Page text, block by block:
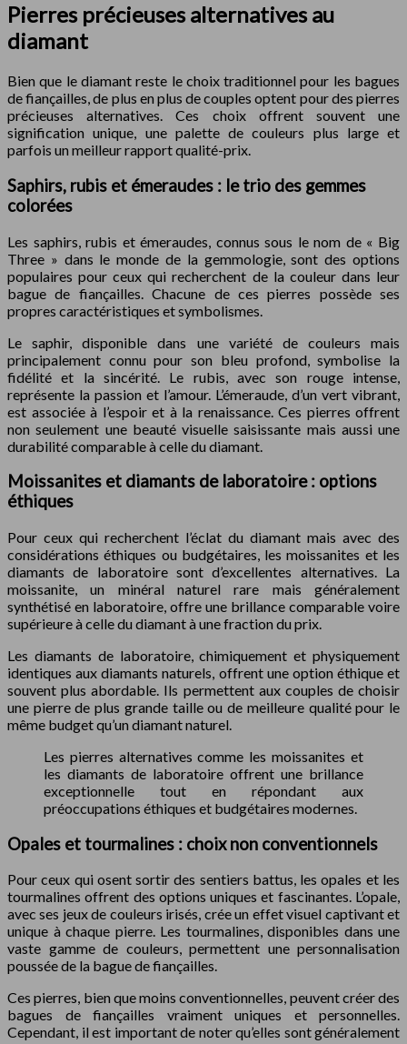
Pierres précieuses alternatives au
diamant
Bien que le diamant reste le choix traditionnel pour les bagues
de fiançailles, de plus en plus de couples optent pour des pierres
précieuses alternatives. Ces choix offrent souvent une
signification unique, une palette de couleurs plus large et
parfois un meilleur rapport qualité-prix.
Saphirs, rubis et émeraudes : le trio des gemmes
colorées
Les saphirs, rubis et émeraudes, connus sous le nom de « Big
Three » dans le monde de la gemmologie, sont des options
populaires pour ceux qui recherchent de la couleur dans leur
bague de fiançailles. Chacune de ces pierres possède ses
propres caractéristiques et symbolismes.
Le saphir, disponible dans une variété de couleurs mais
principalement connu pour son bleu profond, symbolise la
fidélité et la sincérité. Le rubis, avec son rouge intense,
représente la passion et l’amour. L’émeraude, d’un vert vibrant,
est associée à l’espoir et à la renaissance. Ces pierres offrent
non seulement une beauté visuelle saisissante mais aussi une
durabilité comparable à celle du diamant.
Moissanites et diamants de laboratoire : options
éthiques
Pour ceux qui recherchent l’éclat du diamant mais avec des
considérations éthiques ou budgétaires, les moissanites et les
diamants de laboratoire sont d’excellentes alternatives. La
moissanite, un minéral naturel rare mais généralement
synthétisé en laboratoire, offre une brillance comparable voire
supérieure à celle du diamant à une fraction du prix.
Les diamants de laboratoire, chimiquement et physiquement
identiques aux diamants naturels, offrent une option éthique et
souvent plus abordable. Ils permettent aux couples de choisir
une pierre de plus grande taille ou de meilleure qualité pour le
même budget qu’un diamant naturel.
Les pierres alternatives comme les moissanites et
les diamants de laboratoire offrent une brillance
exceptionnelle tout en répondant aux
préoccupations éthiques et budgétaires modernes.
Opales et tourmalines : choix non conventionnels
Pour ceux qui osent sortir des sentiers battus, les opales et les
tourmalines offrent des options uniques et fascinantes. L’opale,
avec ses jeux de couleurs irisés, crée un effet visuel captivant et
unique à chaque pierre. Les tourmalines, disponibles dans une
vaste gamme de couleurs, permettent une personnalisation
poussée de la bague de fiançailles.
Ces pierres, bien que moins conventionnelles, peuvent créer des
bagues de fiançailles vraiment uniques et personnelles.
Cependant, il est important de noter qu’elles sont généralement